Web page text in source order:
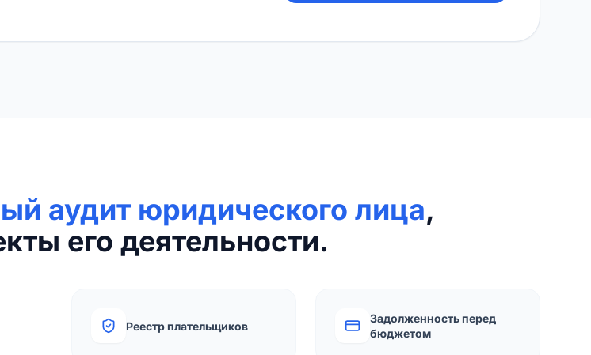
аудит юридического лица,
его деятельности.
Реестр плательщиков
Задолженность перед
бюджетом